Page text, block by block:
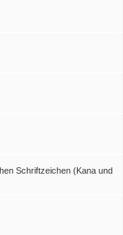
Schriftzeichen (Kana und